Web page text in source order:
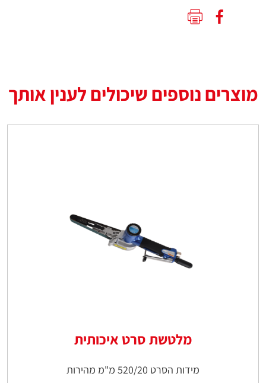
מוצרים נוספים שיכולים לענין אותך
מלטשת סרט איכותית
מידות הסרט 520/20 מ"מ מהירות